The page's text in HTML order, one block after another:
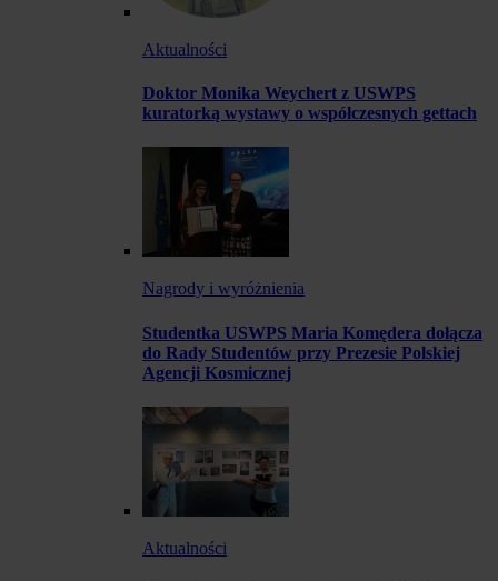
Aktualności
Doktor Monika Weychert z USWPS
kuratorką wystawy o współczesnych gettach
Nagrody i wyróżnienia
Studentka USWPS Maria Komędera dołącza
do Rady Studentów przy Prezesie Polskiej
Agencji Kosmicznej
Aktualności